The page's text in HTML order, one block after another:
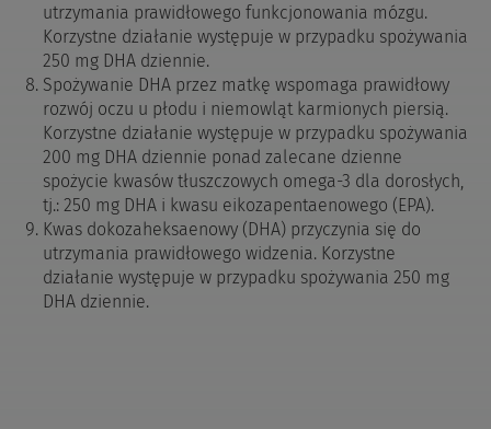
utrzymania prawidłowego funkcjonowania mózgu.
Korzystne działanie występuje w przypadku spożywania
250 mg DHA dziennie.
Spożywanie DHA przez matkę wspomaga prawidłowy
rozwój oczu u płodu i niemowląt karmionych piersią.
Korzystne działanie występuje w przypadku spożywania
200 mg DHA dziennie ponad zalecane dzienne
spożycie kwasów tłuszczowych omega-3 dla dorosłych,
tj.: 250 mg DHA i kwasu eikozapentaenowego (EPA).
Kwas dokozaheksaenowy (DHA) przyczynia się do
utrzymania prawidłowego widzenia. Korzystne
działanie występuje w przypadku spożywania 250 mg
DHA dziennie.